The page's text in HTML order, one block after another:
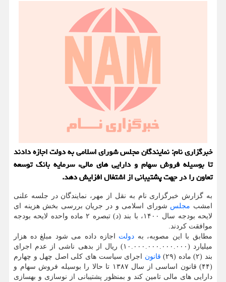
خبرگزاری نام: نمایندگان مجلس شورای اسلامی به دولت اجازه دادند
تا بوسیله فروش سهام و دارایی های مالی، سرمایه بانک توسعه
تعاون را در جهت پشتیبانی از اشتغال افزایش دهد.
به گزارش خبرگزاری نام به نقل از مهر، نمایندگان در جلسه علنی
امشب مجلس شورای اسلامی و در جریان بررسی بخش هزینه ای
لایحه بودجه سال ۱۴۰۰، با بند (د) تبصره ۲ ماده واحده لایحه بودجه
موافقت کردند.
مطابق با این مصوبه، به دولت اجازه داده می شود مبلغ ده هزار
میلیارد (۱۰.۰۰۰.۰۰۰.۰۰۰.۰۰۰) ریال از بدهی ناشی از عدم اجرای
بند (۲) ماده (۲۹)
قانون اجرای سیاست های کلی اصل چهل و چهارم
(۴۴) قانون اساسی از سال ۱۳۸۷ تا حالا را بوسیله فروش سهام و
دارایی های مالی تامین کند و بمنظور پشتیبانی از نوسازی و بهسازی